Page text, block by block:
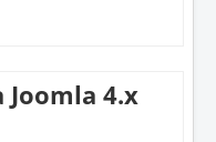
Joomla 4.x